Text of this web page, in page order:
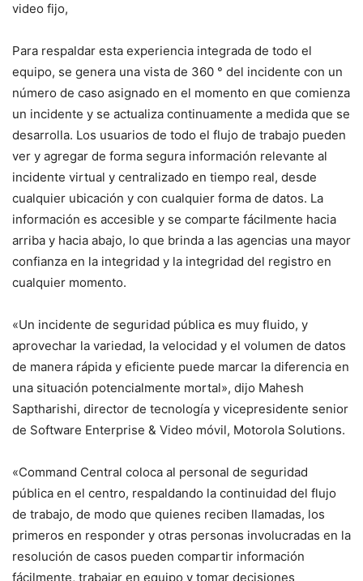
video fijo,
Para respaldar esta experiencia integrada de todo el
equipo, se genera una vista de 360 ​​° del incidente con un
número de caso asignado en el momento en que comienza
un incidente y se actualiza continuamente a medida que se
desarrolla. Los usuarios de todo el flujo de trabajo pueden
ver y agregar de forma segura información relevante al
incidente virtual y centralizado en tiempo real, desde
cualquier ubicación y con cualquier forma de datos. La
información es accesible y se comparte fácilmente hacia
arriba y hacia abajo, lo que brinda a las agencias una mayor
confianza en la integridad y la integridad del registro en
cualquier momento.
«Un incidente de seguridad pública es muy fluido, y
aprovechar la variedad, la velocidad y el volumen de datos
de manera rápida y eficiente puede marcar la diferencia en
una situación potencialmente mortal», dijo Mahesh
Saptharishi, director de tecnología y vicepresidente senior
de Software Enterprise & Video móvil, Motorola Solutions.
«Command Central coloca al personal de seguridad
pública en el centro, respaldando la continuidad del flujo
de trabajo, de modo que quienes reciben llamadas, los
primeros en responder y otras personas involucradas en la
resolución de casos pueden compartir información
fácilmente, trabajar en equipo y tomar decisiones